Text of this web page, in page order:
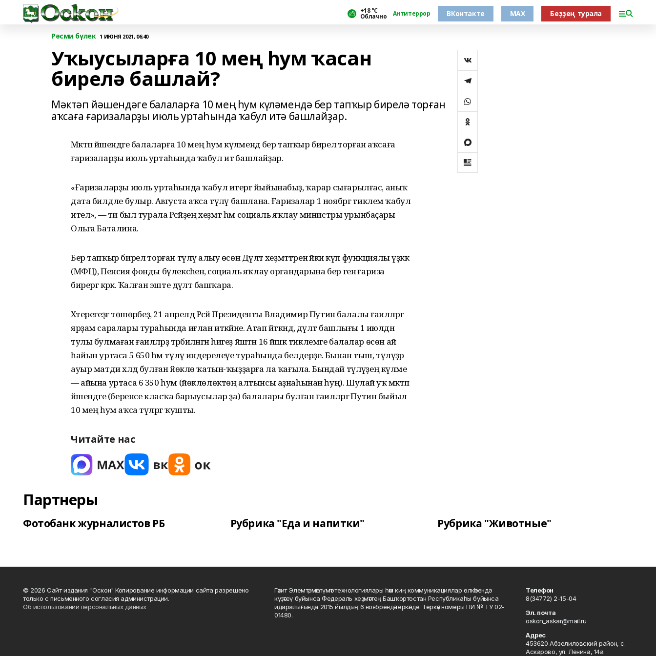
+18 °С
Облачно Антитеррор ВКонтакте MAX Беҙҙең турала
Рәсми бүлек 1 ИЮНЯ 2021, 06:40
Уҡыусыларға 10 мең һум ҡасан
бирелә башлай?
Мәктәп йәшендәге балаларға 10 мең һум күләмендә бер тапҡыр бирелә торған
аҡсаға ғаризаларҙы июль уртаһында ҡабул итә башлайҙар.
Мәктәп йәшендәге балаларға 10 мең һум күләмендә бер тапҡыр бирелә торған аҡсаға
ғаризаларҙы июль уртаһында ҡабул итә башлайҙар.
«Ғаризаларҙы июль уртаһында ҡабул итергә йыйынабыҙ, ҡарар сығарылғас, аныҡ
дата билдәле булыр. Августа аҡса түләү башлана. Ғаризалар 1 ноябргә тиклем ҡабул
ителә», — ти был турала Рәсәйҙең хеҙмәт һәм социаль яҡлау министры урынбаҫары
Ольга Баталина.
Бер тапҡыр бирелә торған түләү алыу өсөн Дәүләт хеҙмәттәренә йәки күп функциялы үҙәккә
(МФЦ), Пенсия фонды бүлексәһенә, социаль яҡлау органдарына бер генә ғариза
бирергә кәрәк. Ҡалған эште дәүләт башҡара.
Хәтерегеҙгә төшөрәбеҙ, 21 апрелдә Рәсәй Президенты Владимир Путин балалы ғаиләләргә
ярҙам саралары тураһында иғлан иткәйне. Атап әйткәндә, дәүләт башлығы 1 июлдән
тулы булмаған ғаиләләрҙә тәрбиәләнгән һигеҙ йәштән 16 йәшкә тиклемге балалар өсөн ай
һайын уртаса 5 650 һәм түләү индерелеүе тураһында белдерҙе. Бынан тыш, түләүҙәр
ауыр матди хәлдә булған йөклө ҡатын-ҡыҙҙарға ла ҡағыла. Бындай түләүҙең күләме
— айына уртаса 6 350 һум (йөклөлөктөң алтынсы аҙнаһынан һуң). Шулай уҡ мәктәп
йәшендәге (беренсе класҡа барыусылар ҙа) балалары булған ғаиләләргә Путин быйыл
10 мең һум аҡса түләргә ҡушты.
Читайте нас
Партнеры
Фотобанк журналистов РБ Рубрика "Еда и напитки" Рубрика "Животные"
© 2026 Сайт издания "Оскон" Копирование информации сайта разрешено
только с письменного согласия администрации.
Об использовании персональных данных
Гәзит Элемтә, мәғлүмәт технологиялары һәм киң коммуникациялар өлкәһендә
күҙәтеү буйынса Федераль хеҙмәттең Башҡортостан Республикаһы буйынса
идаралығында 2015 йылдың 6 ноябрендә теркәлде. Теркәү номеры ПИ № ТУ 02-
01480.
Телефон
8(34772) 2-15-04
Эл. почта
oskon_askar@mail.ru
Адрес
453620 Абзелиловский район, с.
Аскарово, ул. Ленина, 14а